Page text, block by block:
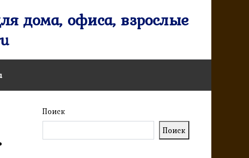
дома, офиса, взрослые
Поиск
Поиск